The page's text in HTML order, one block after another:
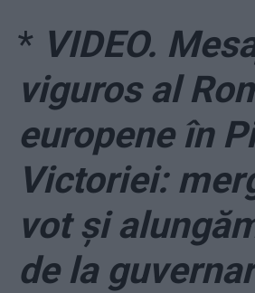
* VIDEO.
viguros al
europene în
Victoriei:
vot și
de la